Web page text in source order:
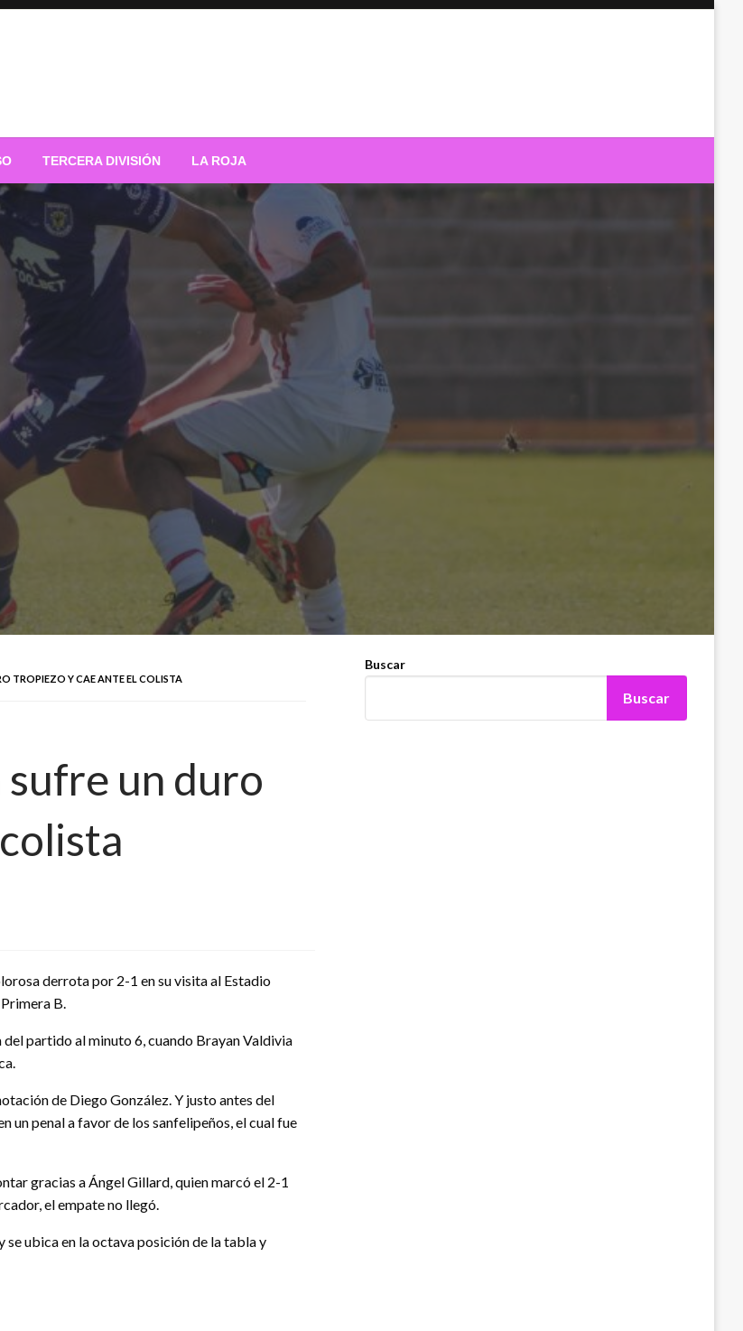
TERCERA DIVISIÓN LA ROJA
TROPIEZO Y CAE ANTE EL COLISTA
un duro
derrota por 2-1 en su visita al Estadio
B.
partido al minuto 6, cuando Brayan Valdivia
de Diego González. Y justo antes del
un penal a favor de los sanfelipeños, el cual fue
gracias a Ángel Gillard, quien marcó el 2-1
el empate no llegó.
se ubica en la octava posición de la tabla y
Buscar
Buscar